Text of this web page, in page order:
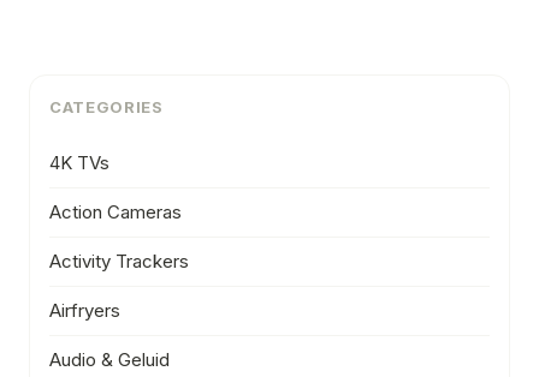
CATEGORIES
4K TVs
Action Cameras
Activity Trackers
Airfryers
Audio & Geluid